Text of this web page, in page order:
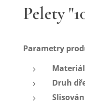
Pelety
Parametry
Materiál
Druh